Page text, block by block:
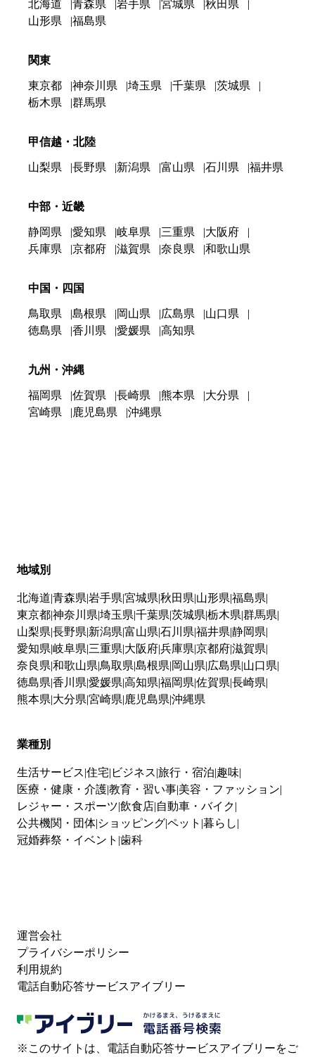
北海道 青森県 岩手県 宮城県
秋田県
山形県
福島県
関東
東京都 神奈川県 埼玉県 千葉県
茨城県
栃木県
群馬県
甲信越・北陸
山梨県 長野県 新潟県 富山県 石川県 福井県
中部・近畿
静岡県 愛知県 岐阜県 三重県
大阪府
兵庫県
京都府 滋賀県 奈良県 和歌山県
中国・四国
鳥取県 島根県 岡山県 広島県
山口県
徳島県
香川県 愛媛県 高知県
九州・沖縄
福岡県 佐賀県 長崎県 熊本県
大分県
宮崎県
鹿児島県 沖縄県
地域別
北海道 青森県 岩手県 宮城県 秋田県 山形県 福島県
東京都神奈川県 埼玉県 千葉県 茨城県 栃木県 群馬県
山梨県 長野県 新潟県 富山県 石川県 福井県 静岡県
愛知県 岐阜県 三重県 大阪府兵庫県 京都府滋賀県
奈良県 和歌山県 鳥取県 島根県 岡山県 広島県 山口県
徳島県 香川県 愛媛県 高知県 福岡県 佐賀県 長崎県
熊本県 大分県 宮崎県 鹿児島県 沖縄県
業種別
生活サービス 住宅 ビジネス 旅行・宿泊 趣味
医療・健康・介護教育・習い事 美容・ファッション
レジャー・スポーツ 飲食店 自動車・バイク
公共機関・団体 ショッピングペット 暮らし
冠婚葬祭・イベント 歯科
運営会社
プライバシーポリシー
利用規約
電話自動応答サービスアイブリー
※このサイトは、電話自動応答サービスアイブリーをご